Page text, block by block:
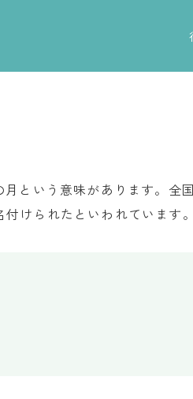
という意味があります。全
けられたといわれています。